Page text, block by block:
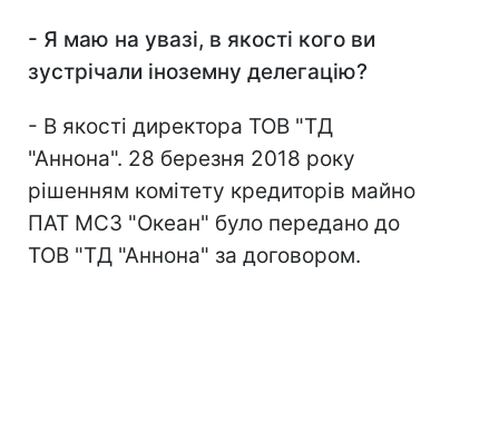
- Я маю на увазі, в якості кого ви
зустрічали іноземну делегацію?
- В якості директора ТОВ "ТД
"Аннона". 28 березня 2018 року
рішенням комітету кредиторів майно
ПАТ МСЗ "Океан" було передано до
ТОВ "ТД "Аннона" за договором.